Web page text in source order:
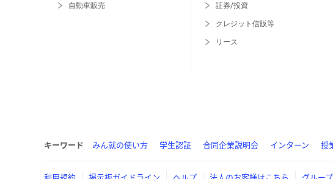
自動車販売 証券/投資
クレジット信販等
リース
キーワード みん就の使い方 学生認証 合同企業説明会 インターン 授